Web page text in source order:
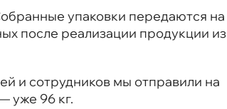
упаковки передаются на
после реализации продукции из
и сотрудников мы отправили на
уже 96 кг.